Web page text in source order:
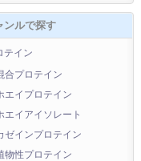
ンルで探す
テイン
合プロテイン
エイプロテイン
エイアイソレート
ゼインプロテイン
物性プロテイン